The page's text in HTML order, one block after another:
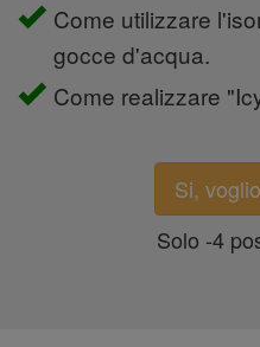
Come utilizzare
gocce d'acqua.
Come realizzare
Si,
Solo -4